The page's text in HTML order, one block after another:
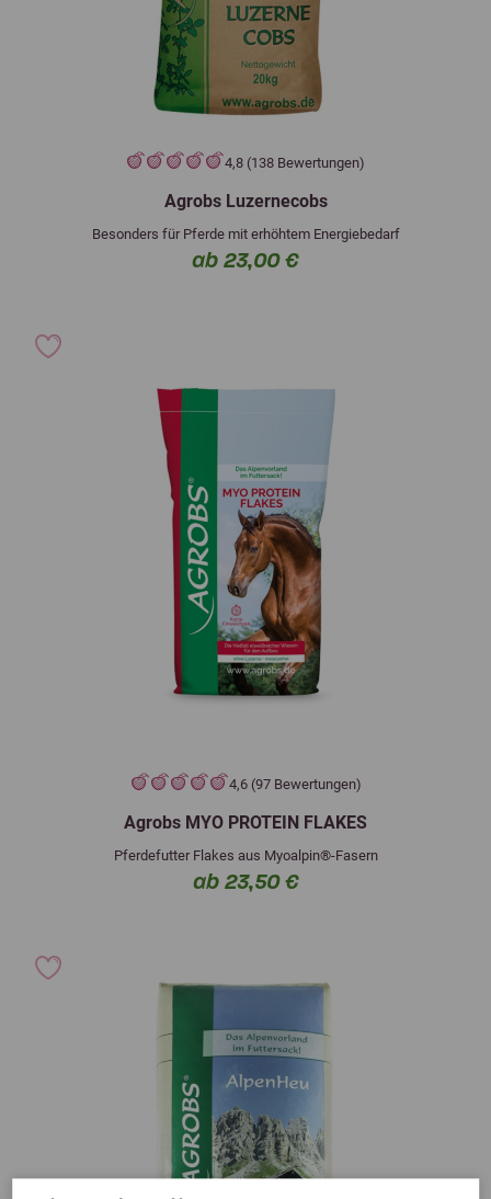
4,8 (138 Bewertungen)
Agrobs Luzernecobs
Besonders für Pferde mit erhöhtem Energiebedarf
ab 23,00 €
4,6 (97 Bewertungen)
Agrobs MYO PROTEIN FLAKES
Pferdefutter Flakes aus Myoalpin®-Fasern
ab 23,50 €